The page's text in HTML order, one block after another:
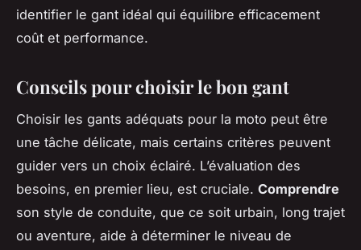
identifier le gant idéal qui équilibre efficacement
coût et performance.
Conseils pour choisir le bon gant
Choisir les gants adéquats pour la moto peut être
une tâche délicate, mais certains critères peuvent
guider vers un choix éclairé. L’évaluation des
besoins, en premier lieu, est cruciale. Comprendre
son style de conduite, que ce soit urbain, long trajet
ou aventure, aide à déterminer le niveau de